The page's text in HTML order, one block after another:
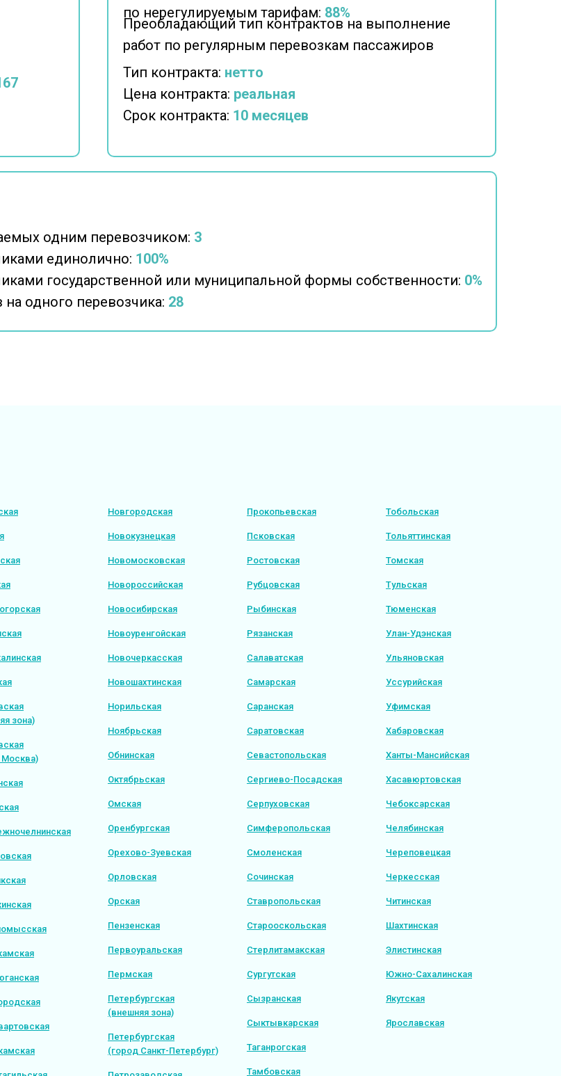
по нерегулируемым тарифам: 88%
одним перевозчиком: 3
единолично: 100%
государственной или муниципальной формы собственности: 0%
одного перевозчика: 28
Преобладающий тип контрактов на выполнение
работ по регулярным перевозкам пассажиров
Тип контракта: нетто
Цена контракта: реальная
Срок контракта: 10 месяцев
зона)
Москва)
Новгородская
Новокузнецкая
Новомосковская
Новороссийская
Новосибирская
Новоуренгойская
Новочеркасская
Новошахтинская
Норильская
Ноябрьская
Обнинская
Октябрьская
Омская
Оренбургская
Орехово-Зуевская
Орловская
Орская
Пензенская
Первоуральская
Пермская
Петербургская
(внешняя зона)
Петербургская
(город Санкт-Петербург)
Прокопьевская
Псковская
Ростовская
Рубцовская
Рыбинская
Рязанская
Салаватская
Самарская
Саранская
Саратовская
Севастопольская
Сергиево-Посадская
Серпуховская
Симферопольская
Смоленская
Сочинская
Ставропольская
Старооскольская
Стерлитамакская
Сургутская
Сызранская
Сыктывкарская
Таганрогская
Тамбовская
Тобольская
Тольяттинская
Томская
Тульская
Тюменская
Улан-Удэнская
Ульяновская
Уссурийская
Уфимская
Хабаровская
Ханты-Мансийская
Хасавюртовская
Чебоксарская
Челябинская
Череповецкая
Черкесская
Читинская
Шахтинская
Элистинская
Южно-Сахалинская
Якутская
Ярославская